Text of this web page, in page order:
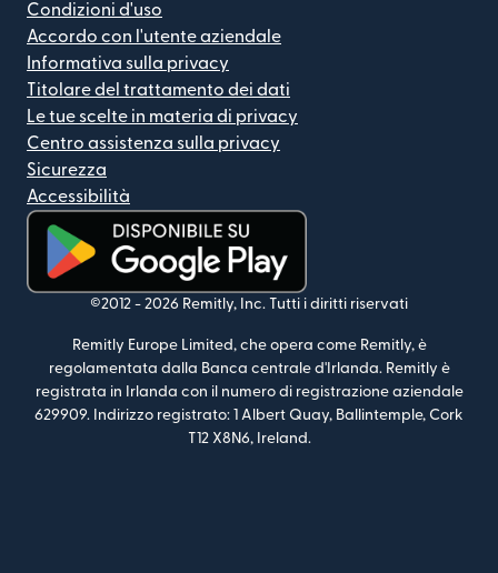
Condizioni d'uso
Accordo con l'utente aziendale
Informativa sulla privacy
Titolare del trattamento dei dati
Le tue scelte in materia di privacy
Centro assistenza sulla privacy
Sicurezza
Accessibilità
(si apre in una nuova finestra)
©2012 - 2026 Remitly, Inc. Tutti i diritti riservati
Remitly Europe Limited, che opera come Remitly, è
regolamentata dalla Banca centrale d'Irlanda. Remitly è
registrata in Irlanda con il numero di registrazione aziendale
629909. Indirizzo registrato: 1 Albert Quay, Ballintemple, Cork
T12 X8N6, Ireland.